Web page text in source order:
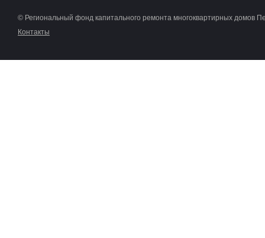
© Региональный фонд капитального ремонта многоквартирных домов
Контакты